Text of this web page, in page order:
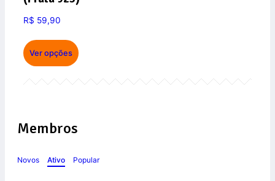
R$ 59,90
Ver opções
Membros
Novos Ativo Popular